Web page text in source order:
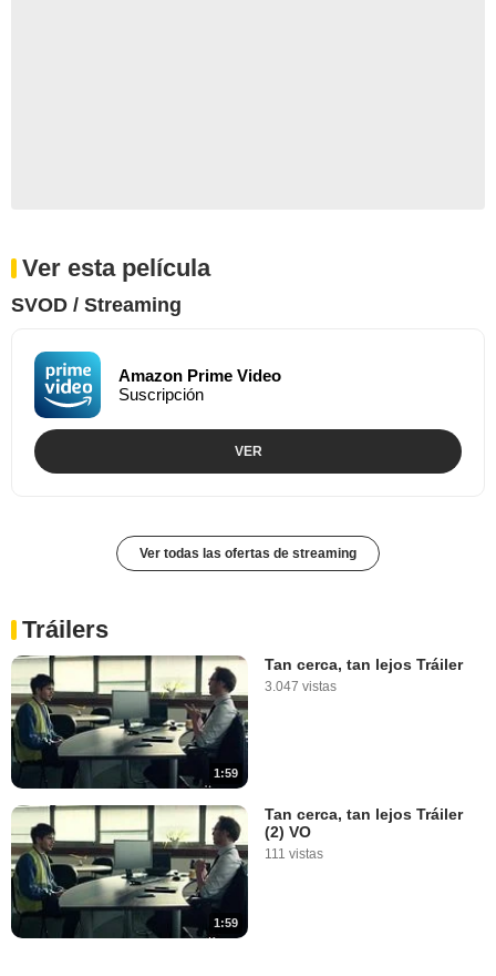
Ver esta película
SVOD / Streaming
Amazon Prime Video
Suscripción
VER
Ver todas las ofertas de streaming
Tráilers
1:59
Tan cerca, tan lejos Tráiler
3.047 vistas
1:59
Tan cerca, tan lejos Tráiler
(2) VO
111 vistas